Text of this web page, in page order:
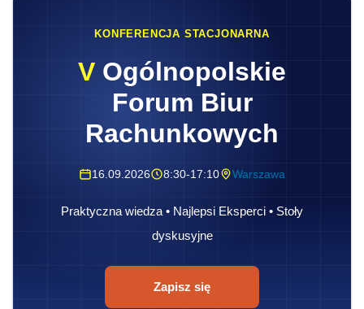
KONFERENCJA STACJONARNA
V Ogólnopolskie
Forum Biur
Rachunkowych
16.09.2026 8:30-17:10 Warszawa
Praktyczna wiedza • Najlepsi Eksperci • Stoły
dyskusyjne
Zapisz się